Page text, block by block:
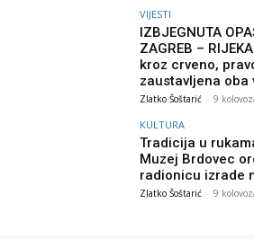
VIJESTI
IZBJEGNUTA
ZAGREB –
kroz crveno,
zaustavljena oba
Zlatko Šoštarić - 9
KULTURA
Tradicija u
Muzej Brdovec
radionicu izrade
Zlatko Šoštarić - 9